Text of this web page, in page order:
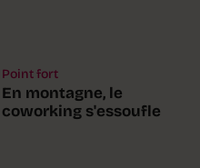
Point fort
En montagne, le
coworking s'essoufle